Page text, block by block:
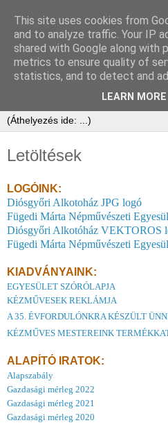
Letöltések
LOGÓINK:
Diósgyőri Alkotoház JPG logó
Fügedi Márta Népművészeti
Diósgyőri Alkotóház VEKTOROS
Fügedi Márta Népművészeti
KIADVÁNYAINK:
EGYESÜLET SZÓRÓLAPJA
KÉZMŰVESEK REKLÁMJA
A 35. ÉVFORDULÓNKRA KÉSZÜLT
KÉZMŰVES MESTEREINK
ALAPÍTÓ IRATOK:
Alapszabály
Gazdasági mérleg 2022
Gazdasági mérleg 2021
Gazdasági mérleg 2020
This site uses cookies from
and to analyze traffic. Your IP
shared with Google along with
metrics to ensure quality of
statistics, and to detect and
LEARN MORE